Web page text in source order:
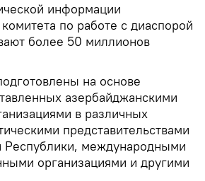
информации
комитета по работе с диаспорой
более 50 миллионов
на основе
азербайджанскими
в различных
представительствами
Республики, международными
организациями и другими